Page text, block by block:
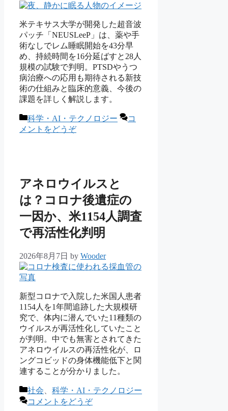
米テキサス大学が開発した超音波
パッチ「NEUSLeeP」は、薬や手
術なしでレム睡眠開始を43分早
め、持続時間を16分延ばすと28人
規模の試験で判明。PTSDやうつ
病治療への応用も期待される新技
術の仕組みと臨床的意義、今後の
課題を詳しく解説します。
カ
テ
科学・AI・テクノロジー
コ
メントをどうぞ
アネロウイルスと
は？コロナ後遺症の
一因か、米1154人調査
で再活性化判明
2026年8月7日 by Wooder
新型コロナで入院した米国人患者
1154人を1年間追跡した大規模研
究で、体内に潜んでいた11種類の
ウイルスが再活性化していたこと
が判明。中でも無害とされてきた
アネロウイルスの再活性化が、ロ
ングコビッドの身体機能低下と関
連することが分かりました。
カ
テ
社会
科学・AI・テクノロジー
コメントをどうぞ